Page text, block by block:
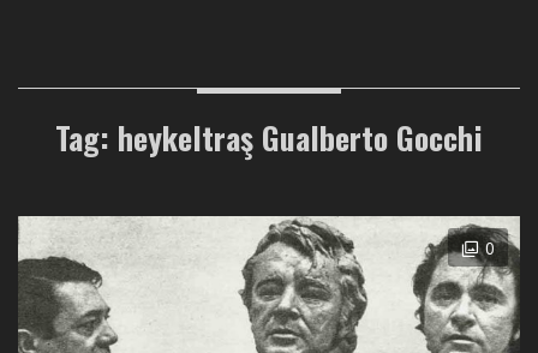
Tag: heykeltraş Gualberto Gocchi
0